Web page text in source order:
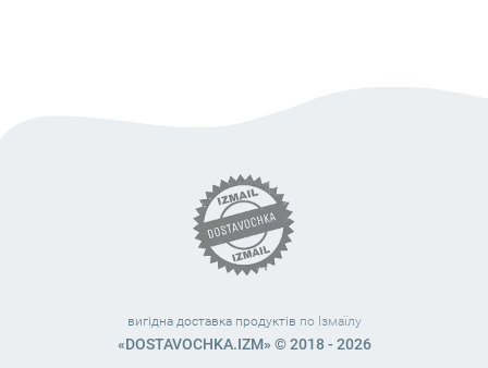
вигідна доставка продуктів по Ізмаїлу
«DOSTAVOCHKA.IZM» © 2018 - 2026